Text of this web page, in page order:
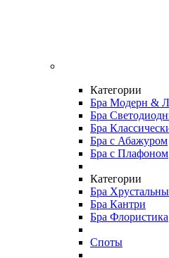
Категории
Бра Модерн &
Бра
Бра
Бра с Абажуром
Бра с Плафоном
Категории
Бра
Бра Кантри
Бра Флористика
Споты